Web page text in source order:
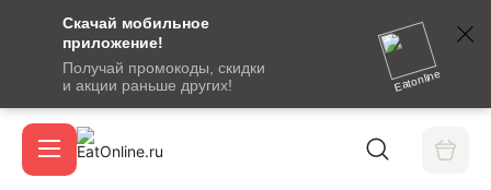
Скачай мобильное
приложение!
Получай промокоды, скидки
и акции раньше других!
Eatonline
сообщение
кодом
подтверждения
Акции